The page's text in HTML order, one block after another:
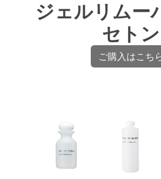
ジェルリムー
セトン
ご購入はこち